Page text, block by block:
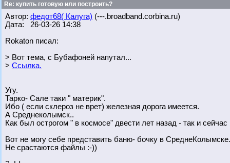
Re: купить готовую или построить?
Автор: федот68( Калуга) (---.broadband.corbina.ru)
Дата: 26-03-26 14:38
Rokaton писал:
> Вот тема, с Бубафоней напутал...
> Ссылка.
Угу.
Тарко- Сале таки " материк".
Ибо ( если склероз не врет) железная дорога имеется.
А Среднеколымск..
Как был острогом " в космосе" двести лет назад - так и
Вот не могу себе представить баню- бочку в СреднеКолымске.
Не срастаются файлы :-))